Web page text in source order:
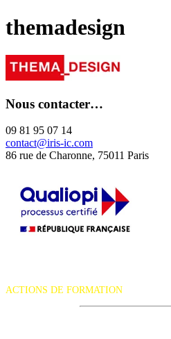
themadesign
Nous contacter…
09 81 95 07 14
contact@iris-ic.com
86 rue de Charonne, 75011 Paris
ACTIONS DE FORMATION